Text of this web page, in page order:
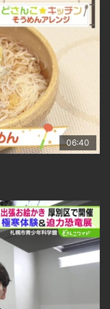
06:40